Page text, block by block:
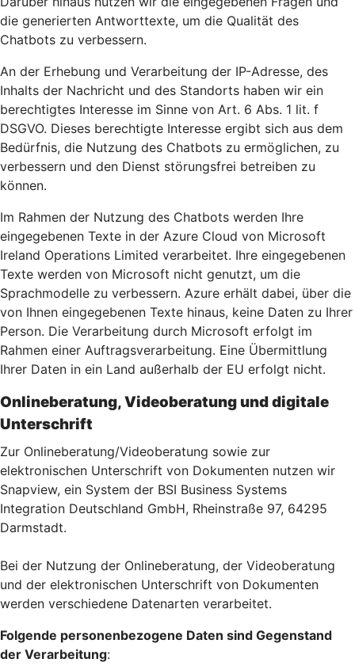
die generierten Antworttexte, um die Qualität des
Chatbots zu verbessern.
An der Erhebung und Verarbeitung der IP-Adresse, des
Inhalts der Nachricht und des Standorts haben wir ein
berechtigtes Interesse im Sinne von Art. 6 Abs. 1 lit. f
DSGVO. Dieses berechtigte Interesse ergibt sich aus dem
Bedürfnis, die Nutzung des Chatbots zu ermöglichen, zu
verbessern und den Dienst störungsfrei betreiben zu
können.
Im Rahmen der Nutzung des Chatbots werden Ihre
eingegebenen Texte in der Azure Cloud von Microsoft
Ireland Operations Limited verarbeitet. Ihre eingegebenen
Texte werden von Microsoft nicht genutzt, um die
Sprachmodelle zu verbessern. Azure erhält dabei, über die
von Ihnen eingegebenen Texte hinaus, keine Daten zu Ihrer
Person. Die Verarbeitung durch Microsoft erfolgt im
Rahmen einer Auftragsverarbeitung. Eine Übermittlung
Ihrer Daten in ein Land außerhalb der EU erfolgt nicht.
Onlineberatung, Videoberatung und digitale
Unterschrift
Zur Onlineberatung/Videoberatung sowie zur
elektronischen Unterschrift von Dokumenten nutzen wir
Snapview, ein System der BSI Business Systems
Integration Deutschland GmbH, Rheinstraße 97, 64295
Darmstadt.
Bei der Nutzung der Onlineberatung, der Videoberatung
und der elektronischen Unterschrift von Dokumenten
werden verschiedene Datenarten verarbeitet.
Folgende personenbezogene Daten sind Gegenstand
der Verarbeitung: